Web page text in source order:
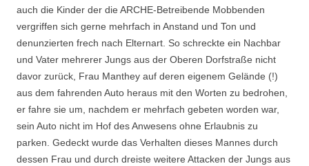
auch die Kinder der die ARCHE-Betreibende Mobbenden
vergriffen sich gerne mehrfach in Anstand und Ton und
denunzierten frech nach Elternart. So schreckte ein Nachbar
und Vater mehrerer Jungs aus der Oberen Dorfstraße nicht
davor zurück, Frau Manthey auf deren eigenem Gelände (!)
aus dem fahrenden Auto heraus mit den Worten zu bedrohen,
er fahre sie um, nachdem er mehrfach gebeten worden war,
sein Auto nicht im Hof des Anwesens ohne Erlaubnis zu
parken. Gedeckt wurde das Verhalten dieses Mannes durch
dessen Frau und durch dreiste weitere Attacken der Jungs aus